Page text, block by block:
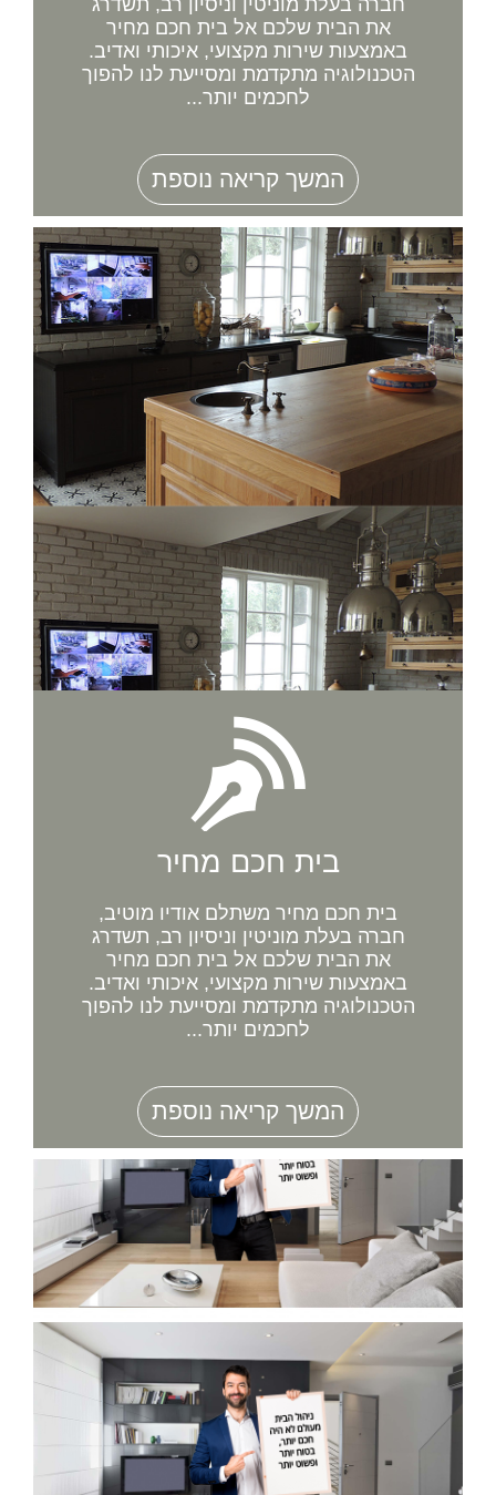
את הבית שלכם אל בית חכם מחיר
באמצעות שירות מקצועי, איכותי ואדיב.
הטכנולוגיה מתקדמת ומסייעת לנו להפוך
לחכמים יותר...
המשך קריאה נוספת
בית חכם מחיר
בית חכם מחיר משתלם אודיו מוטיב,
חברה בעלת מוניטין וניסיון רב, תשדרג
את הבית שלכם אל בית חכם מחיר
באמצעות שירות מקצועי, איכותי ואדיב.
הטכנולוגיה מתקדמת ומסייעת לנו להפוך
לחכמים יותר...
המשך קריאה נוספת